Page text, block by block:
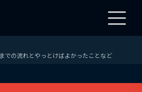
での流れとやっとけばよかったことなど